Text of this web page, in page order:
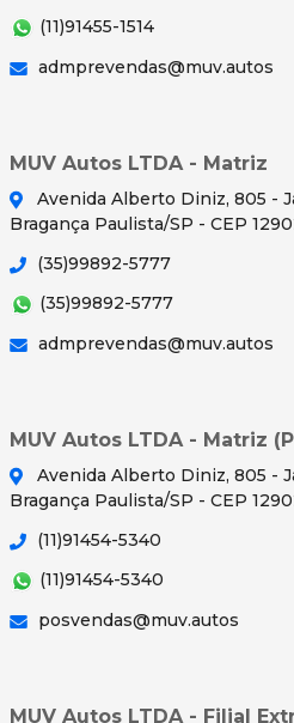
(11)91455-1514
admprevendas@muv.autos
MUV Autos LTDA - Matriz
Avenida Alberto Diniz, 805 -
Bragança Paulista/SP - CEP
(35)99892-5777
(35)99892-5777
admprevendas@muv.autos
MUV Autos LTDA - Matriz
Avenida Alberto Diniz, 805 -
Bragança Paulista/SP - CEP
(11)91454-5340
(11)91454-5340
posvendas@muv.autos
MUV Autos LTDA - Filial